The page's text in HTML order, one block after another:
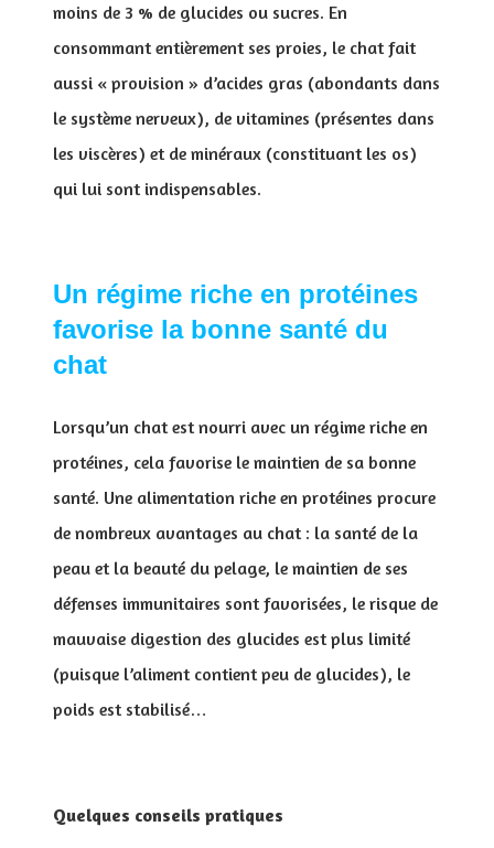
moins de 3 % de glucides ou sucres. En
consommant entièrement ses proies, le chat fait
aussi « provision » d’acides gras (abondants dans
le système nerveux), de vitamines (présentes dans
les viscères) et de minéraux (constituant les os)
qui lui sont indispensables.
Un régime riche en protéines
favorise la bonne santé du
chat
Lorsqu’un chat est nourri avec un régime riche en
protéines, cela favorise le maintien de sa bonne
santé. Une alimentation riche en protéines procure
de nombreux avantages au chat : la santé de la
peau et la beauté du pelage, le maintien de ses
défenses immunitaires sont favorisées, le risque de
mauvaise digestion des glucides est plus limité
(puisque l’aliment contient peu de glucides), le
poids est stabilisé…
Quelques conseils pratiques